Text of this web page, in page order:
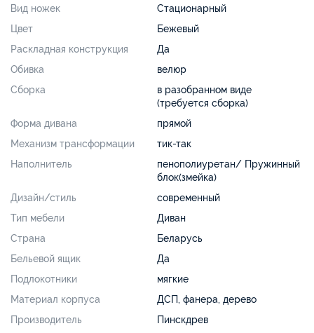
Вид ножек
Стационарный
Цвет
Бежевый
Раскладная конструкция
Да
Обивка
велюр
Сборка
в разобранном виде
(требуется сборка)
Форма дивана
прямой
Механизм трансформации
тик-так
Наполнитель
пенополиуретан/ Пружинный
блок(змейка)
Дизайн/стиль
современный
Тип мебели
Диван
Страна
Беларусь
Бельевой ящик
Да
Подлокотники
мягкие
Материал корпуса
ДСП, фанера, дерево
Производитель
Пинскдрев